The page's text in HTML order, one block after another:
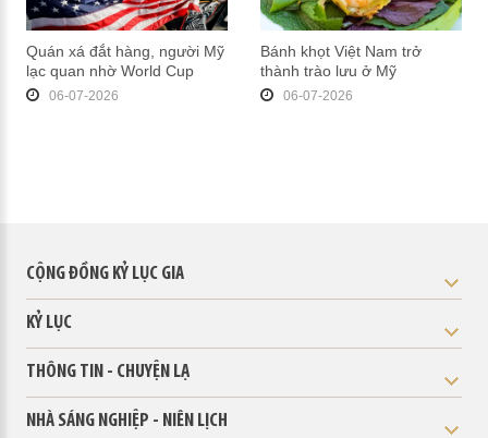
Quán xá đắt hàng, người Mỹ
lạc quan nhờ World Cup
06-07-2026
Bánh khọt Việt Nam trở
thành trào lưu ở Mỹ
06-07-2026
CỘNG ĐỒNG KỶ LỤC GIA
KỶ LỤC
THÔNG TIN - CHUYỆN LẠ
NHÀ SÁNG NGHIỆP - NIÊN LỊCH